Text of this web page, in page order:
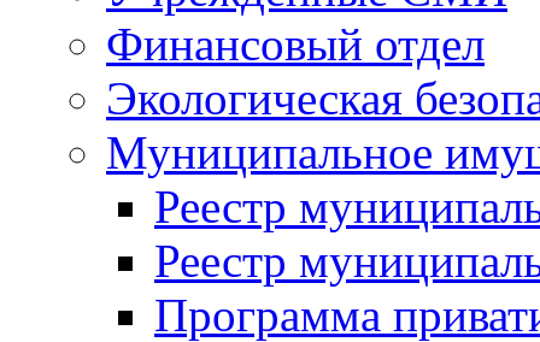
Финансовый отдел
Экологическая
Муниципальное
Реестр
Реестр
Программа